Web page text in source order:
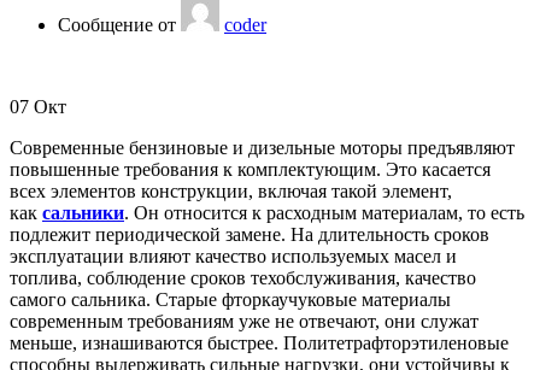
Сообщение от coder
07 Окт
Современные бензиновые и дизельные моторы предъявляют
повышенные требования к комплектующим. Это касается
всех элементов конструкции, включая такой элемент,
как сальники. Он относится к расходным материалам, то есть
подлежит периодической замене. На длительность сроков
эксплуатации влияют качество используемых масел и
топлива, соблюдение сроков техобслуживания, качество
самого сальника. Старые фторкаучуковые материалы
современным требованиям уже не отвечают, они служат
меньше, изнашиваются быстрее. Политетрафторэтиленовые
способны выдерживать сильные нагрузки, они устойчивы к